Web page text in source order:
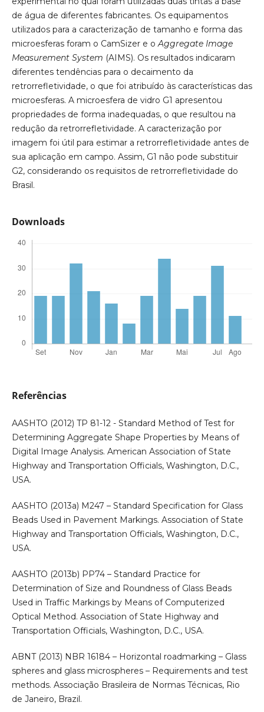
de água de diferentes fabricantes. Os equipamentos
utilizados para a caracterização de tamanho e forma das
microesferas foram o CamSizer e oAggregate Image
Measurement System (AIMS). Os resultados indicaram
diferentes tendências para o decaimento da
retrorrefletividade, o que foi atribuído às características das
microesferas. A microesfera de vidro G1 apresentou
propriedades de forma inadequadas, o que resultou na
redução da retrorrefletividade. A caracterização por
imagem foi útil para estimar a retrorrefletividade antes de
sua aplicação em campo. Assim, G1 não pode substituir
G2, considerando os requisitos de retrorrefletividade do
Brasil.
Downloads
Referências
AASHTO (2012) TP 81-12 - Standard Method of Test for
Determining Aggregate Shape Properties by Means of
Digital Image Analysis. American Association of State
Highway and Transportation Officials, Washington, D.C.,
USA.
AASHTO (2013a) M247 – Standard Specification for Glass
Beads Used in Pavement Markings. Association of State
Highway and Transportation Officials, Washington, D.C.,
USA.
AASHTO (2013b) PP74 – Standard Practice for
Determination of Size and Roundness of Glass Beads
Used in Traffic Markings by Means of Computerized
Optical Method. Association of State Highway and
Transportation Officials, Washington, D.C., USA.
ABNT (2013) NBR 16184 – Horizontal roadmarking – Glass
spheres and glass microspheres – Requirements and test
methods. Associação Brasileira de Normas Técnicas, Rio
de Janeiro, Brazil.